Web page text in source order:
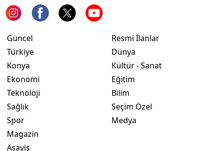
Güncel
Türkiye
Konya
Ekonomi
Teknoloji
Sağlık
Spor
Magazin
Asayiş
Resmi İlanlar
Dünya
Kültür - Sanat
Eğitim
Bilim
Seçim Özel
Medya